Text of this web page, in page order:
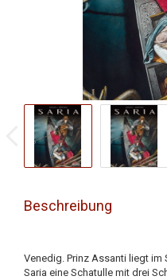
Beschreibung
Venedig. Prinz Assanti liegt im
Saria eine Schatulle mit drei